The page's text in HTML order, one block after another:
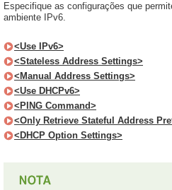
Especifique as configurações que
ambiente IPv6.
<Use IPv6>
<Stateless Address Settings>
<Manual Address Settings>
<Use DHCPv6>
<PING Command>
<Only Retrieve Stateful Address
<DHCP Option Settings>